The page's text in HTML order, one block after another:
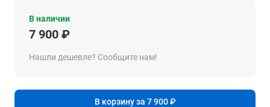
В наличии
7 900 ₽
Нашли дешевле? Сообщите нам!
В корзину за 7 900 ₽